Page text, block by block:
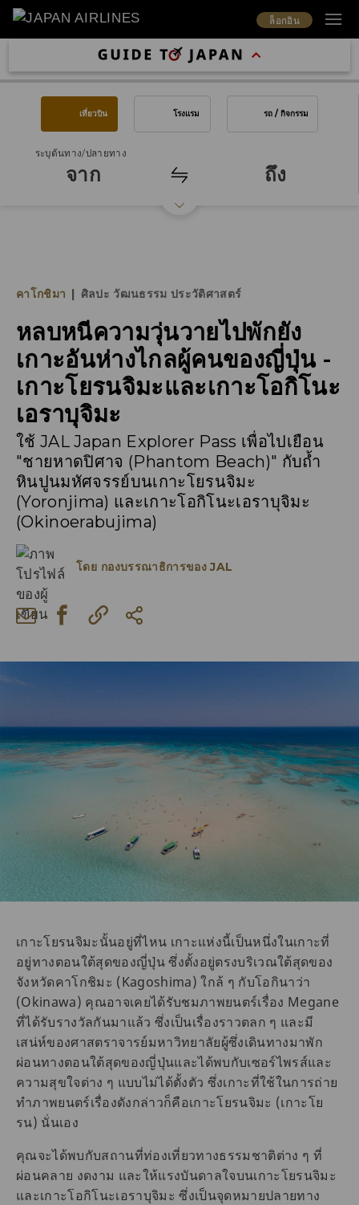
ล็อกอิน
เที่ยวบิน โรงแรม รถ / กิจกรรม
ระบุต้นทาง/ปลายทาง
จาก ถึง
คาโกชิมา | ศิลปะ วัฒนธรรม ประวัติศาสตร์
หลบหนีความวุ่นวายไปพักยัง
เกาะอันห่างไกลผู้คนของญี่ปุ่น -
เกาะโยรนจิมะและเกาะโอกิโนะ
เอราบุจิมะ
ใช้ JAL Japan Explorer Pass เพื่อไปเยือน
"ชายหาดปิศาจ (Phantom Beach)" กับถ้ำ
หินปูนมหัศจรรย์บนเกาะโยรนจิมะ
(Yoronjima) และเกาะโอกิโนะเอราบุจิมะ
(Okinoerabujima)
โดย กองบรรณาธิการของ JAL
เกาะโยรนจิมะนั้นอยู่ที่ไหน เกาะแห่งนี้เป็นหนึ่งในเกาะที่
อยู่ทางตอนใต้สุดของญี่ปุ่น ซึ่งตั้งอยู่ตรงบริเวณใต้สุดของ
จังหวัดคาโกชิมะ (Kagoshima) ใกล้ ๆ กับโอกินาว่า
(Okinawa) คุณอาจเคยได้รับชมภาพยนตร์เรื่อง Megane
ที่ได้รับรางวัลกันมาแล้ว ซึ่งเป็นเรื่องราวตลก ๆ และมี
เสน่ห์ของศาสตราจารย์มหาวิทยาลัยผู้ซึ่งเดินทางมาพัก
ผ่อนทางตอนใต้สุดของญี่ปุ่นและได้พบกับเซอร์ไพรส์และ
ความสุขใจต่าง ๆ แบบไม่ได้ตั้งตัว ซึ่งเกาะที่ใช้ในการถ่าย
ทำภาพยนตร์เรื่องดังกล่าวก็คือเกาะโยรนจิมะ (เกาะโย
รน) นั่นเอง
คุณจะได้พบกับสถานที่ท่องเที่ยวทางธรรมชาติต่าง ๆ ที่
ผ่อนคลาย งดงาม และให้แรงบันดาลใจบนเกาะโยรนจิมะ
และเกาะโอกิโนะเอราบุจิมะ ซึ่งเป็นจุดหมายปลายทาง